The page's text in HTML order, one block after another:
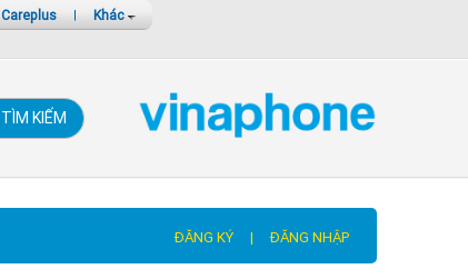
Careplus | Khác
TÌM KIẾM
ĐĂNG KÝ | ĐĂNG NHẬP